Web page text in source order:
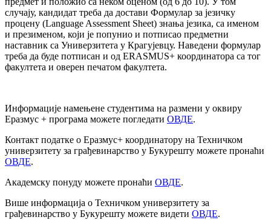
случају, кандидат треба да достави Формулар за језичку
процену (Language Assessment Sheet) знања језика, са именом
и презименом, који је попунио и потписао предметни
наставник са Универзитета у Крагујевцу. Наведени формулар
треба да буде потписан и од ERASMUS+ координатора са тог
факултета и оверен печатом факултета.
Информације намењене студентима на размени у оквиру
Еразмус + програма можете погледати ОВДЕ.
Контакт податке о Еразмус+ координатору на Техничком
универзитету за грађевинарство у Букурешту можете пронаћи
ОВДЕ.
Академску понуду можете пронаћи ОВДЕ.
Више информација о Техничком универзитету за
грађевинарство у Букурешту можете видети ОВДЕ.